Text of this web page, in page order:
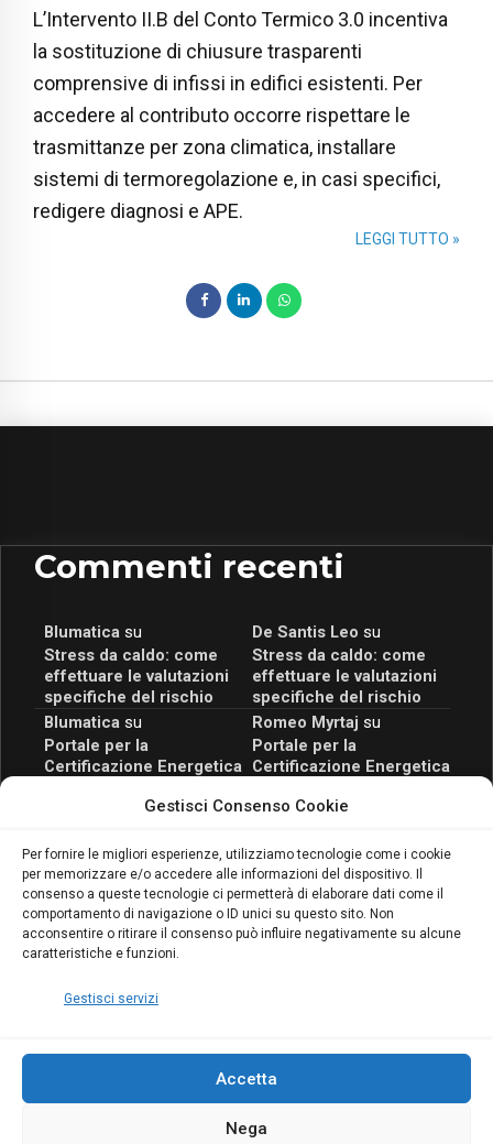
Gestisci Consenso Cookie
Per fornire le migliori esperienze, utilizziamo tecnologie come i cookie
per memorizzare e/o accedere alle informazioni del dispositivo. Il
consenso a queste tecnologie ci permetterà di elaborare dati come il
comportamento di navigazione o ID unici su questo sito. Non
acconsentire o ritirare il consenso può influire negativamente su alcune
caratteristiche e funzioni.
Gestisci servizi
Accetta
Nega
L’Intervento II.B del Conto Termico 3.0 incentiva
la sostituzione di chiusure trasparenti
comprensive di infissi in edifici esistenti. Per
accedere al contributo occorre rispettare le
trasmittanze per zona climatica, installare
sistemi di termoregolazione e, in casi specifici,
redigere diagnosi e APE.
LEGGI TUTTO »
Commenti recenti
Blumaticasu
Stress da caldo: come
effettuare le valutazioni
specifiche del rischio
De Santis Leo su
Stress da caldo: come
effettuare le valutazioni
specifiche del rischio
Blumaticasu
Portale per la
Certificazione Energetica
scopri il Corso Blumatica
Romeo Myrtaj su
Portale per la
Certificazione Energetica
scopri il Corso Blumatica
Blumaticasu
Coordinatore della
Sicurezza: cosa è
richiesto per abilitazione
e aggiornamento